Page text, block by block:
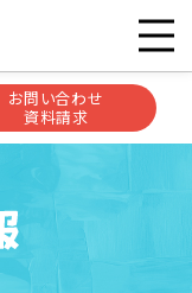
お問い合わせ
資料請求